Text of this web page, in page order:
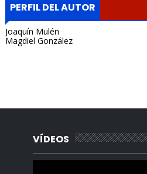
PERFIL DEL AUTOR
Joaquín Mulén
Magdiel González
VÍDEOS